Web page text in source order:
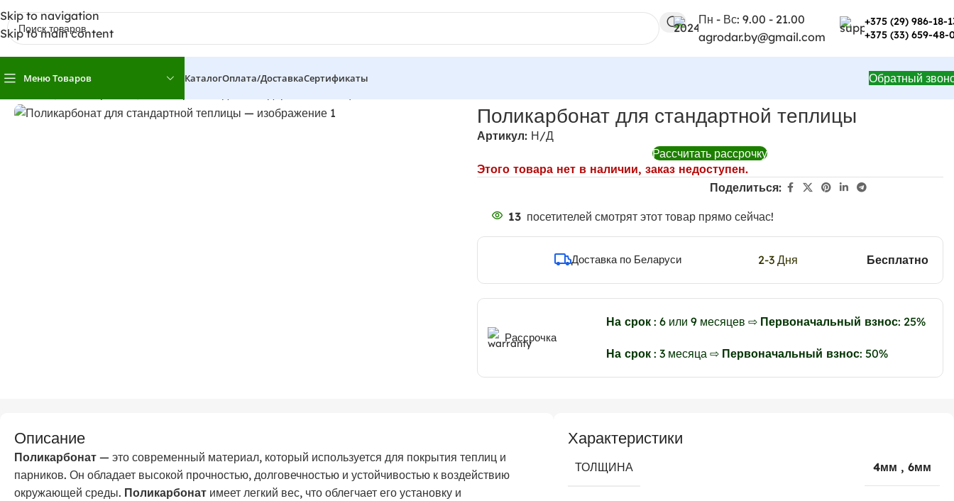
Skip to navigation
Skip to main content
Пн - Вс: 9.00 - 21.00
agrodar.by@gmail.com
+375 (29) 986-18-
+375 (33) 659-48-
Меню Товаров КаталогОплата/доставкаСертификаты
Обратный
Поликарбонат для стандартной теплицы
Артикул: Н/Д
Рассчитать рассрочку
Этого товара нет в наличии, заказ недоступен.
Поделиться:
13 посетителей смотрят этот товар прямо сейчас!
Доставка по Беларуси 2-3 Дня Бесплатно
Рассрочка
На срок: 6 или 9 месяцев ⇨ Первоначальный взнос: 25%
На срок: 3 месяца ⇨ Первоначальный взнос: 50%
Описание
Поликарбонат — это современный материал, который используется для покрытия теплиц и
парников. Он обладает высокой прочностью, долговечностью и устойчивостью к воздействию
окружающей среды. Поликарбонат имеет легкий вес, что облегчает его установку и
Характеристики
ТОЛЩИНА 4мм , 6мм